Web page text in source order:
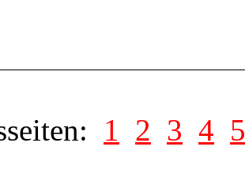
1 2 3 4 5